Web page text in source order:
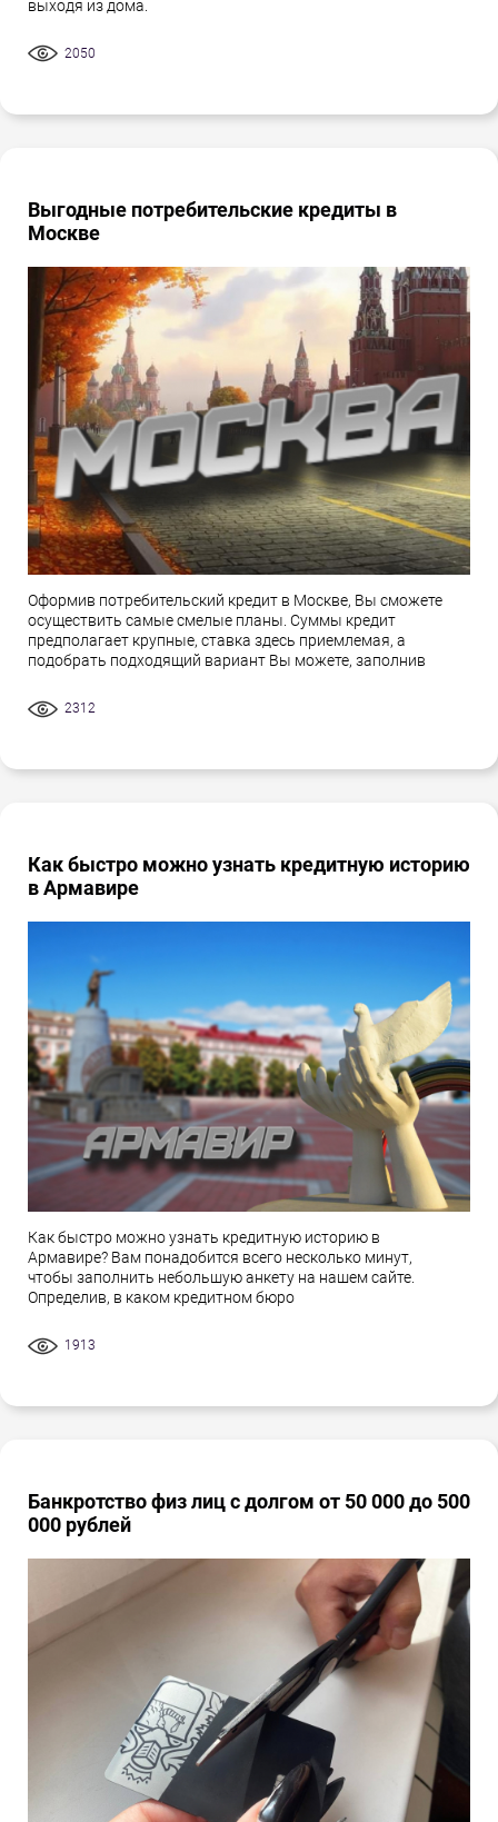
выходя из дома.
2050
Выгодные потребительские кредиты в
Москве
Оформив потребительский кредит в Москве, Вы сможете
осуществить самые смелые планы. Суммы кредит
предполагает крупные, ставка здесь приемлемая, а
подобрать подходящий вариант Вы можете, заполнив
2312
Как быстро можно узнать кредитную историю
в Армавире
Как быстро можно узнать кредитную историю в
Армавире? Вам понадобится всего несколько минут,
чтобы заполнить небольшую анкету на нашем сайте.
Определив, в каком кредитном бюро
1913
Банкротство физ лиц с долгом от 50 000 до 500
000 рублей